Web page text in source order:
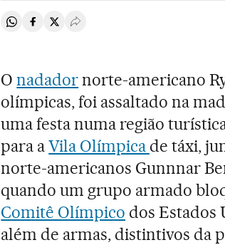
Compartir en Whatsapp
Compartir en Facebook
Compartir en Twitter
Desplegar Redes Sociales
Onadadornorte-americano
olímpicas, foi assaltado na
uma festa numa região
para aVila Olímpica de táxi,
norte-americanos Gunnnar
quando um grupo armado
Comitê Olímpico dos Estados
além de armas, distintivos da